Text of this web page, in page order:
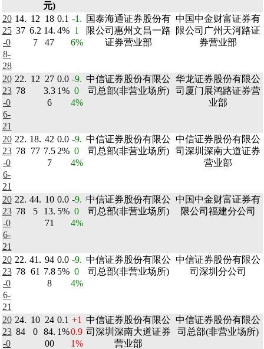
元)
20
25
-0
8-
28
14.
37
12
6.2
7
18
14.
47
0.1
4%
-1.
1
6%
国泰海通证券股份有
限公司惠州文昌一路
证券营业部
中国中金财富证券有
限公司广州天河路证
券营业部
20
23
-0
6-
21
22.
78
12 27
3.3
6
0.0
1%
-9.
0
4%
中信证券股份有限公
司总部(非营业场所)
华龙证券股份有限公
司厦门展鸿路证券营
业部
20
23
-0
6-
21
22.
78
18.
77
42
7.5
7
0.0
2%
-9.
0
4%
中信证券股份有限公
司总部(非营业场所)
中信证券股份有限公
司深圳深南大道证券
营业部
20
23
-0
6-
21
22.
78
44.
5
10
13.
71
0.0
5%
-9.
0
4%
中信证券股份有限公
司总部(非营业场所)
中国中金财富证券有
限公司福建分公司
20
23
-0
6-
21
22.
78
41.
61
94
7.8
8
0.0
5%
-9.
0
4%
中信证券股份有限公
司总部(非营业场所)
中信证券股份有限公
司深圳分公司
20
23
-0
24.
84
10
0
24
84.
00
0.1
1%
+1
0.9
1%
中信证券股份有限公
司深圳深南大道证券
营业部
中信证券股份有限公
司总部(非营业场所)